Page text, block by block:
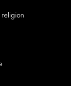
religion